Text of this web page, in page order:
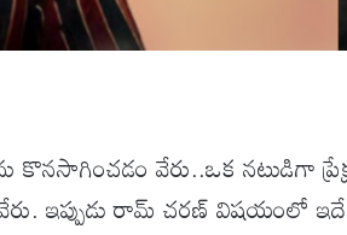
కొనసాగించడం వేరు..ఒక నటుడిగా
ఇప్పుడు రామ్ చరణ్ విషయంలో ఇదే